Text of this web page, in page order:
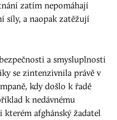
zatím nepomáhají
síly, a naopak zatěžují
a smysluplnosti
se zintenzivnila právě v
kdy došlo k řadě
k nedávnému
kterém afghánský žadatel